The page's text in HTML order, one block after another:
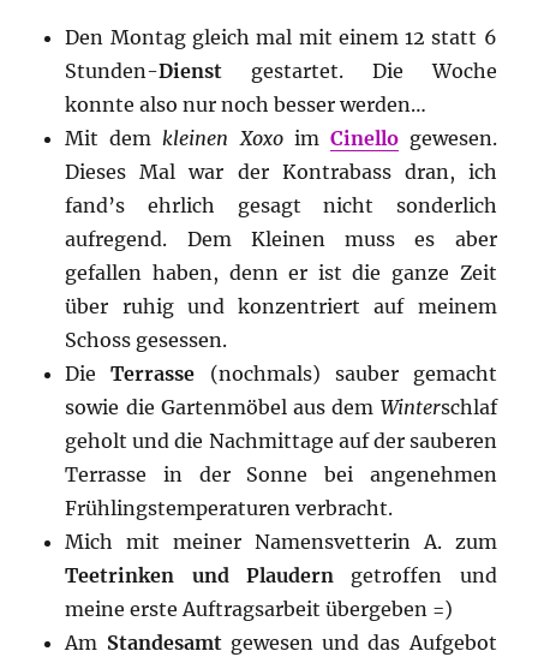
Den Montag gleich mal mit einem 12 statt 6
Stunden-Dienst gestartet. Die Woche
konnte also nur noch besser werden…
Mit demkleinen Xoxoim Cinellogewesen.
Dieses Mal war der Kontrabass dran, ich
fand’s ehrlich gesagt nicht sonderlich
aufregend. Dem Kleinen muss es aber
gefallen haben, denn er ist die ganze Zeit
über ruhig und konzentriert auf meinem
Schoss gesessen.
DieTerrasse (nochmals) sauber gemacht
sowie die Gartenmöbel aus dem Winterschlaf
geholt und die Nachmittage auf der sauberen
Terrasse in der Sonne bei angenehmen
Frühlingstemperaturen verbracht.
Mich mit meiner Namensvetterin A. zum
Teetrinken und Plaudern getroffen und
meine erste Auftragsarbeit übergeben =)
Am Standesamtgewesen und das Aufgebot